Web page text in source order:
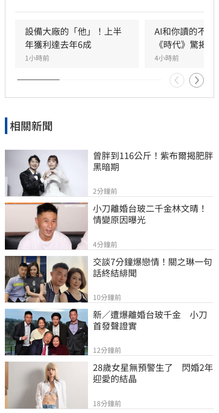
核心競爭力。透過實地拍攝演練、作品講評及業
界剪輯系統實作，引導學員從鏡位設計到後製節
奏掌握，建立完整的影音製作觀念。三立新聞部
藉由產學合作，結合AI科技與媒體實務，致力培
育兼具數位應用與新聞專業的跨域人才，協助學
生接軌產業，共同迎接媒體數位轉型趨勢。
設備大廠的「他」！上半
年獲利達去年6成
1小時前
AI和你讀的不同
《時代》驚揭1
4小時前
相關新聞
曾胖到116公斤！紫布爾揭肥胖
黑暗期
2分鐘前
小刀離婚台玻二千金林文晴！
情變原因曝光
4分鐘前
交談7分鐘爆戀情！關之琳一句
話終結緋聞
10分鐘前
新／遭爆離婚台玻千金　小刀
首發聲證實
12分鐘前
28歲女星無預警生了　閃婚2年
迎愛的結晶
18分鐘前